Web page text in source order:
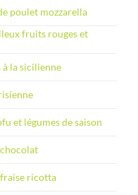
poulet mozzarella
fruits rouges et
la sicilienne
et légumes de saison
ricotta